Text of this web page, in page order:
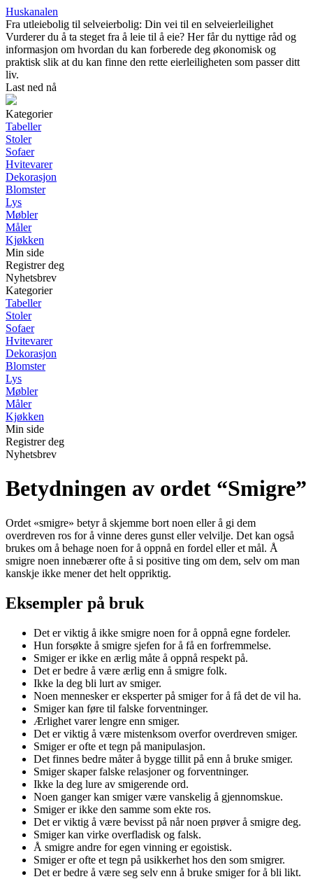
Huskanalen
Fra utleiebolig til selveierbolig: Din vei til en selveierleilighet
Vurderer du å ta steget fra å leie til å eie? Her får du nyttige råd og
informasjon om hvordan du kan forberede deg økonomisk og
praktisk slik at du kan finne den rette eierleiligheten som passer ditt
liv.
Last ned nå
Kategorier
Tabeller
Stoler
Sofaer
Hvitevarer
Dekorasjon
Blomster
Lys
Møbler
Måler
Kjøkken
Min side
Registrer deg
Nyhetsbrev
Kategorier
Tabeller
Stoler
Sofaer
Hvitevarer
Dekorasjon
Blomster
Lys
Møbler
Måler
Kjøkken
Min side
Registrer deg
Nyhetsbrev
Betydningen av ordet “Smigre”
Ordet «smigre» betyr å skjemme bort noen eller å gi dem
overdreven ros for å vinne deres gunst eller velvilje. Det kan også
brukes om å behage noen for å oppnå en fordel eller et mål. Å
smigre noen innebærer ofte å si positive ting om dem, selv om man
kanskje ikke mener det helt oppriktig.
Eksempler på bruk
Det er viktig å ikke smigre noen for å oppnå egne fordeler.
Hun forsøkte å smigre sjefen for å få en forfremmelse.
Smiger er ikke en ærlig måte å oppnå respekt på.
Det er bedre å være ærlig enn å smigre folk.
Ikke la deg bli lurt av smiger.
Noen mennesker er eksperter på smiger for å få det de vil ha.
Smiger kan føre til falske forventninger.
Ærlighet varer lengre enn smiger.
Det er viktig å være mistenksom overfor overdreven smiger.
Smiger er ofte et tegn på manipulasjon.
Det finnes bedre måter å bygge tillit på enn å bruke smiger.
Smiger skaper falske relasjoner og forventninger.
Ikke la deg lure av smigerende ord.
Noen ganger kan smiger være vanskelig å gjennomskue.
Smiger er ikke den samme som ekte ros.
Det er viktig å være bevisst på når noen prøver å smigre deg.
Smiger kan virke overfladisk og falsk.
Å smigre andre for egen vinning er egoistisk.
Smiger er ofte et tegn på usikkerhet hos den som smigrer.
Det er bedre å være seg selv enn å bruke smiger for å bli likt.